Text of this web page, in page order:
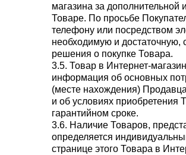
магазина за
Товаре. По просьбе
телефону или посредством
необходимую и достаточную,
решения о покупке Товара.
3.5. Товар в Интернет-
информация об основных
(месте нахождения)
и об условиях приобретения
гарантийном сроке.
3.6. Наличие Товаров,
определяется
странице этого Товара в